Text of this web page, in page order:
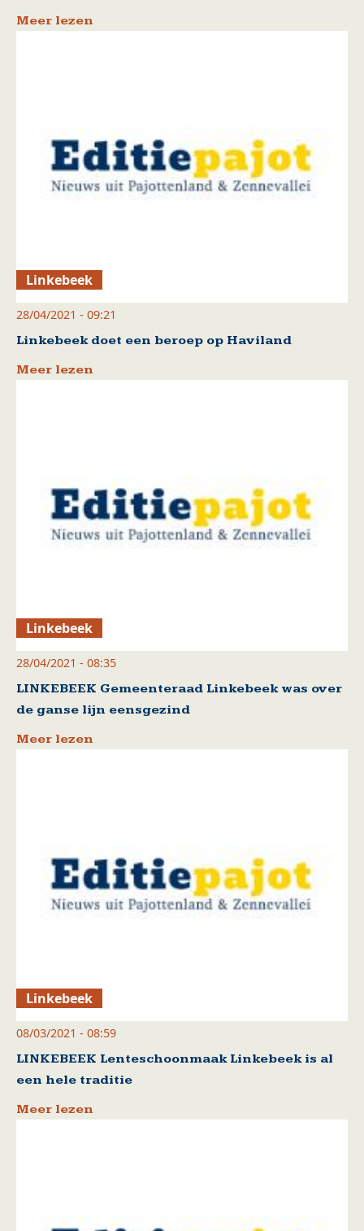
Meer lezen
Linkebeek
28/04/2021 - 09:21
Linkebeek doet een beroep op Haviland
Meer lezen
Linkebeek
28/04/2021 - 08:35
LINKEBEEK Gemeenteraad Linkebeek was over
de ganse lijn eensgezind
Meer lezen
Linkebeek
08/03/2021 - 08:59
LINKEBEEK Lenteschoonmaak Linkebeek is al
een hele traditie
Meer lezen